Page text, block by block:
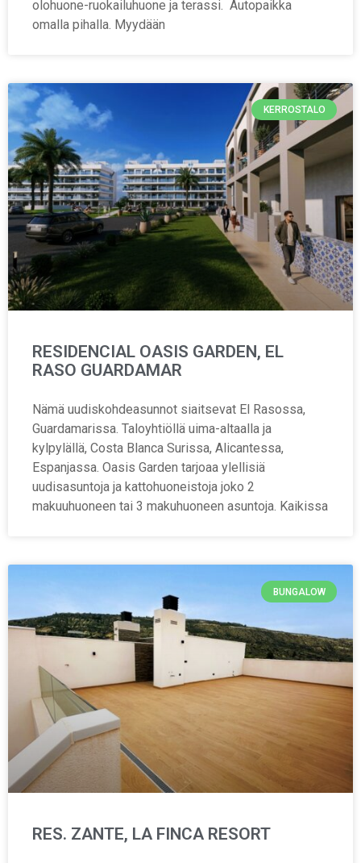
olohuone-ruokailuhuone ja terassi. Autopaikka
omalla pihalla. Myydään
KERROSTALO
RESIDENCIAL OASIS GARDEN, EL
RASO GUARDAMAR
Nämä uudiskohdeasunnot siaitsevat El Rasossa,
Guardamarissa. Taloyhtiöllä uima-altaalla ja
kylpylällä, Costa Blanca Surissa, Alicantessa,
Espanjassa. Oasis Garden tarjoaa ylellisiä
uudisasuntoja ja kattohuoneistoja joko 2
makuuhuoneen tai 3 makuhuoneen asuntoja. Kaikissa
BUNGALOW
RES. ZANTE, LA FINCA RESORT